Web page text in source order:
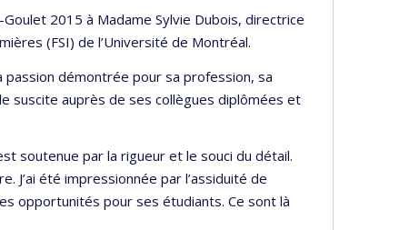
2015 à Madame Sylvie Dubois, directrice
(FSI) de l’Université de Montréal.
passion démontrée pour sa profession, sa
suscite auprès de ses collègues diplômées et
soutenue par la rigueur et le souci du détail.
J’ai été impressionnée par l’assiduité de
opportunités pour ses étudiants. Ce sont là